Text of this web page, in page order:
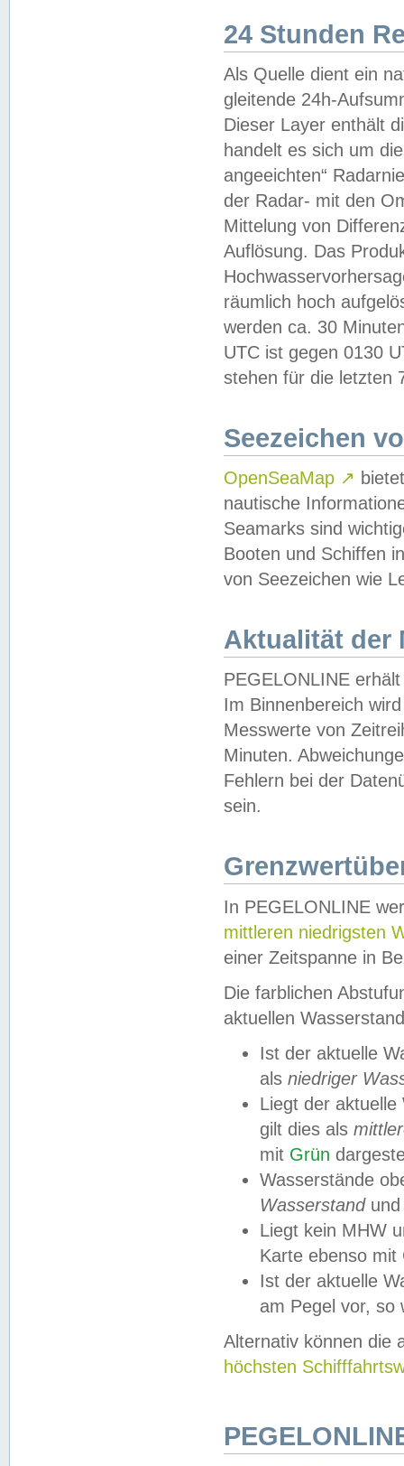
24 Stunden
Als Quelle dient ein
gleitende 24h-
Dieser Layer enthält
handelt es sich um
angeeichten“
der Radar- mit den
Mittelung von
Auflösung. Das
räumlich hoch
werden ca. 30
UTC ist gegen 0130
stehen für die letzten
Seezeichen
OpenSeaMap ↗
nautische
Seamarks sind
Booten und Schiffen
von Seezeichen wie
Aktualität der
PEGELONLINE
Im Binnenbereich
Messwerte von
Minuten.
Fehlern bei der
sein.
In PEGELONLINE
mittleren niedrigsten
einer Zeitspanne in
Die farblichen
aktuellen
Ist der aktuelle
als niedriger
Liegt der
gilt dies als
mit Grün
Wasserstände
Wasserstandund
Liegt kein MHW
Karte ebenso mit
Ist der aktuelle
am Pegel vor,
Alternativ können die
höchsten